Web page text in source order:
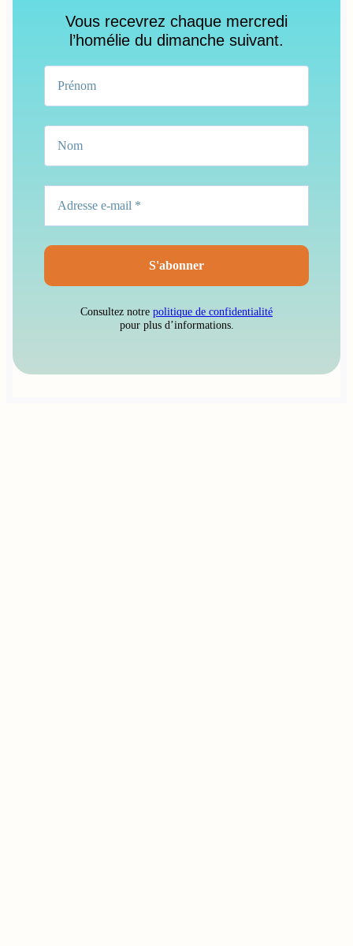
Vous recevrez chaque mercredi
l’homélie du dimanche suivant.
Consultez notre politique de confidentialité
pour plus d’informations.